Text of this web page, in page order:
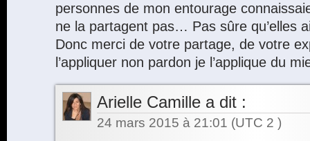
personnes de mon entourage
ne la partagent pas… Pas sûre qu’elles
Donc merci de votre partage, de votre
l’appliquer non pardon je l’applique du
Arielle Camille a dit :
24 mars 2015 à 21:01 (UTC 2 )